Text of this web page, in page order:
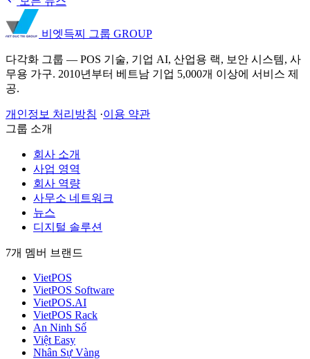
비엣득찌 그룹 GROUP
다각화 그룹 — POS 기술, 기업 AI, 산업용 랙, 보안 시스템, 사
무용 가구. 2010년부터 베트남 기업 5,000개 이상에 서비스 제
공.
개인정보 처리방침 ·이용 약관
그룹 소개
회사 소개
사업 영역
회사 역량
사무소 네트워크
뉴스
디지털 솔루션
7개 멤버 브랜드
VietPOS
VietPOS Software
VietPOS.AI
VietPOS Rack
An Ninh Số
Việt Easy
Nhân Sự Vàng